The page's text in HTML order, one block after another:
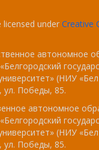
under Creative
автономное
(НИУ
ул. Победы, 85.
автономное
(НИУ
ул. Победы, 85.